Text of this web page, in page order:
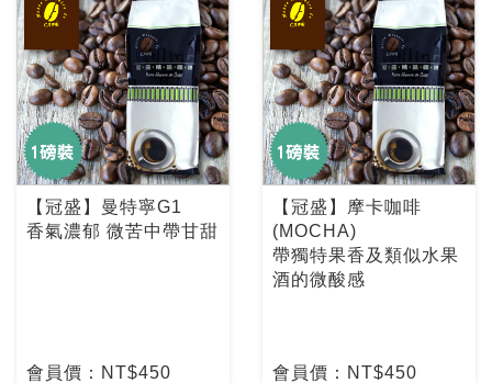
【冠盛】曼特寧G1
香氣濃郁 微苦中帶甘甜
會員價：NT$450
【冠盛】摩卡咖啡
(MOCHA)
帶獨特果香及類似水果
酒的微酸感
會員價：NT$450